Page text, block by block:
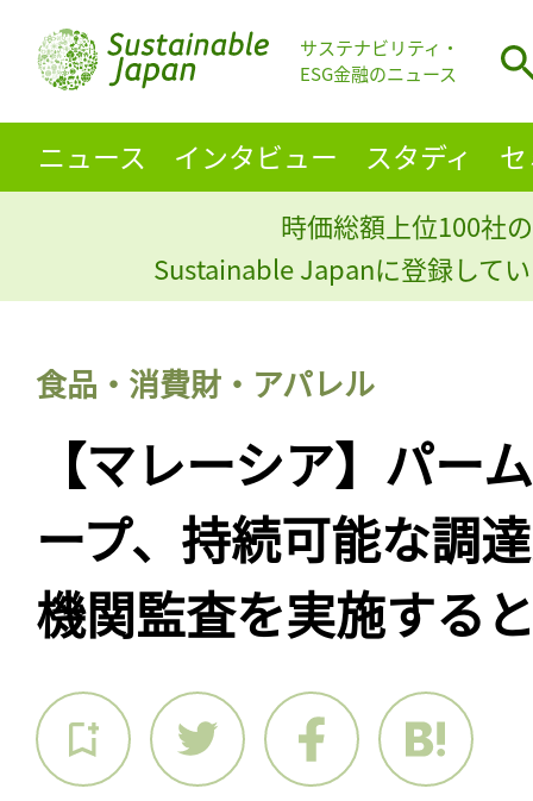
サステナビリティ・
ESG金融のニュース
ニュース インタビュー スタディ
時価総額上位100社
Sustainable Japanに登録して
食品・消費財・アパレル
【マレーシア】パー
ープ、持続可能な調
機関監査を実施する